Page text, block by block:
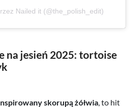
Nailed it (@the_polish_edit)
na jesień 2025: tortoise
skorupą żółwia , to hit